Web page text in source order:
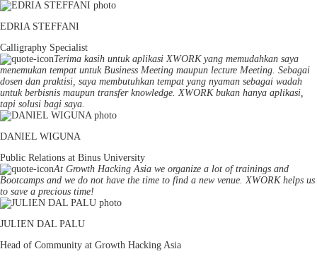
EDRIA STEFFANI
Calligraphy Specialist
Terima kasih untuk aplikasi XWORK yang memudahkan saya
menemukan tempat untuk Business Meeting maupun lecture Meeting. Sebagai
dosen dan praktisi, saya membutuhkan tempat yang nyaman sebagai wadah
untuk berbisnis maupun transfer knowledge. XWORK bukan hanya aplikasi,
tapi solusi bagi saya.
DANIEL WIGUNA
Public Relations at Binus University
At Growth Hacking Asia we organize a lot of trainings and
Bootcamps and we do not have the time to find a new venue. XWORK helps us
to save a precious time!
JULIEN DAL PALU
Head of Community at Growth Hacking Asia